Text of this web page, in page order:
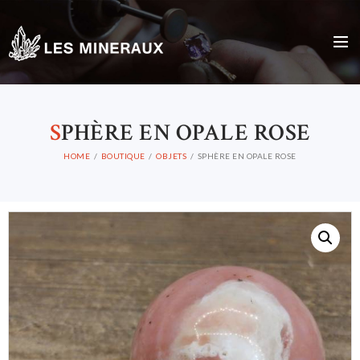
SPHÈRE EN OPALE ROSE
HOME BOUTIQUE OBJETS SPHÈRE EN OPALE ROSE